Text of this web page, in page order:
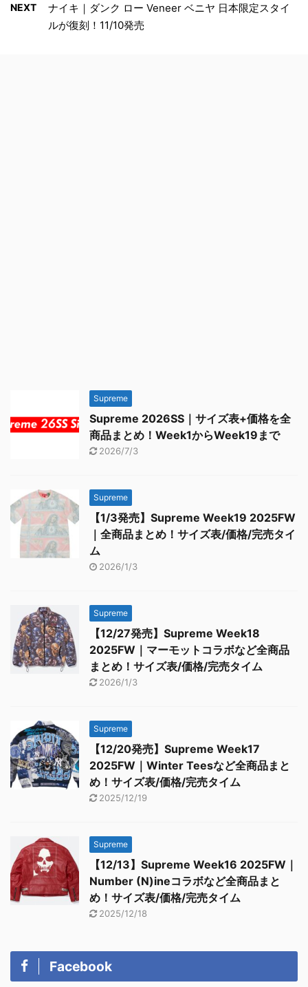
NEXT
ナイキ｜ダンク ロー Veneer ベニヤ 日本限定スタイ
ルが復刻！11/10発売
Supreme
Supreme 2026SS｜サイズ表+価格を全
商品まとめ！Week1からWeek19まで
2026/7/3
Supreme
【1/3発売】Supreme Week19 2025FW
｜全商品まとめ！サイズ表/価格/完売タイ
ム
2026/1/3
Supreme
【12/27発売】Supreme Week18
2025FW｜マーモットコラボなど全商品
まとめ！サイズ表/価格/完売タイム
2026/1/3
Supreme
【12/20発売】Supreme Week17
2025FW｜Winter Teesなど全商品まと
め！サイズ表/価格/完売タイム
2025/12/19
Supreme
【12/13】Supreme Week16 2025FW｜
Number (N)ineコラボなど全商品まと
め！サイズ表/価格/完売タイム
2025/12/18
Facebook